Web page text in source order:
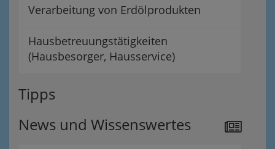
Verarbeitung von Erdölprodukten
Hausbetreuungstätigkeiten
(Hausbesorger, Hausservice)
Tipps
News und Wissenswertes